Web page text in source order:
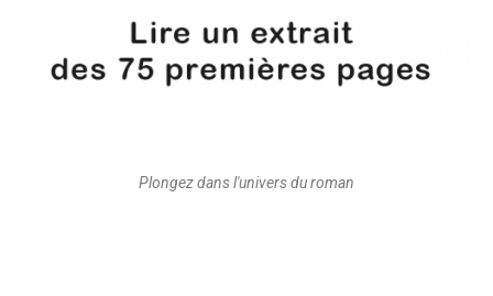
Plongez dans l'univers du roman